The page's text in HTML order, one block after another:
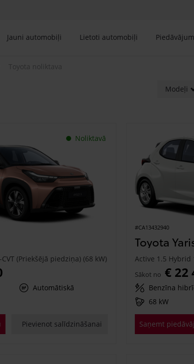
Jauni automobiļi Lietoti automobiļi
Toyota noliktava
Modeļi
Noliktavā
(Priekšējā piedziņa) (68 kW)
Automātiskā
Pievienot salīdzināšanai
#CA13432940
Toyota
Sākot no € 22
Benzīna
68 kW
Saņemt